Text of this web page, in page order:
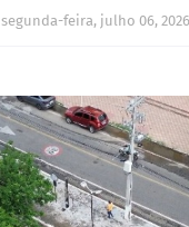
segunda-feira, julho 06, 2026